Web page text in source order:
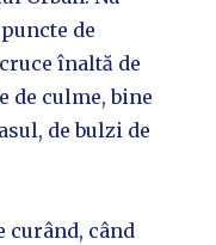
de
înaltă de
de culme, bine
de bulzi de
curând, când